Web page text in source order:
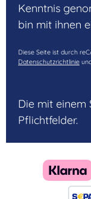
Kenntnis
bin mit ihnen
Diese Seite ist durch
Datenschutzrichtlinie
Die mit einem
Pflichtfelder.